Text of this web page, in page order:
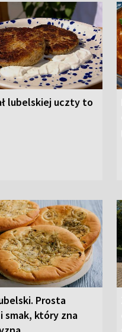
lubelskiej uczty to
Prosta
smak, który zna